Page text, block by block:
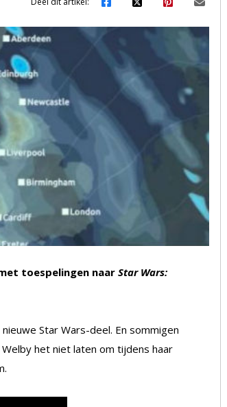
toespelingen naarStar Wars:
Star Wars-deel. En sommigen
het niet laten om tijdens haar